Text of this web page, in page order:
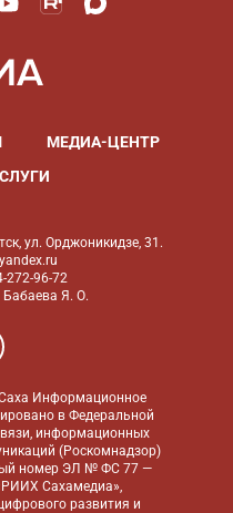
МЕДИА-ЦЕНТР
ул. Орджоникидзе, 31.
272-96-72
Бабаева Я. О.
Саха Информационное
в Федеральной
информационных
(Роскомнадзор)
номер ЭЛ № ФС 77 —
Сахамедиа»,
развития и